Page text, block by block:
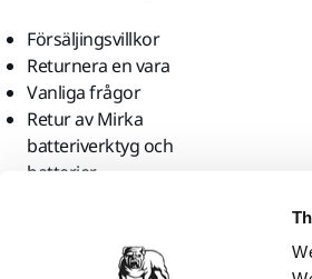
Försäljingsvillkor
Returnera en vara
Vanliga frågor
Retur av Mirka
batteriverktyg och
batterier